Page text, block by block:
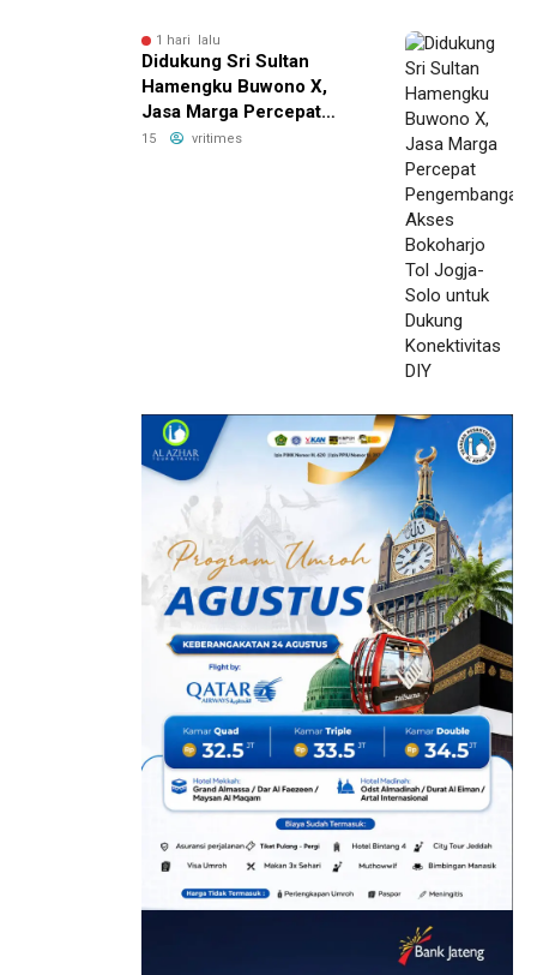
1 hari lalu
Didukung Sri Sultan
Hamengku Buwono X,
Jasa Marga Percepat
Pengembangan Akses
15 vritimes